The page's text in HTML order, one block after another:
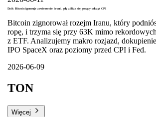
Dziś: Bitcoin ignoruje zawieszenie broni, gdy zbliża się gorący odczyt CPI
Bitcoin zignorował rozejm Iranu, który
ropę, i trzyma się przy 63K mimo
z ETF. Analizujemy makro rozjazd,
IPO SpaceX oraz poziomy przed CPI i Fed.
2026-06-09
TON
Więcej